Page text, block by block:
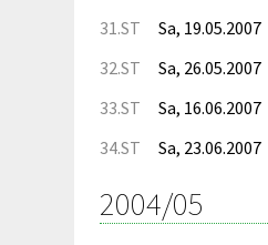
31.ST
Sa, 19.05.2007
32.ST
Sa, 26.05.2007
33.ST
Sa, 16.06.2007
34.ST
Sa, 23.06.2007
2004/05